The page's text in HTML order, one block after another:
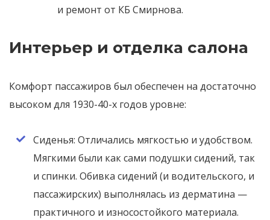
и ремонт от КБ Смирнова.
Интерьер и отделка салона
Комфорт пассажиров был обеспечен на достаточно
высоком для 1930-40-х годов уровне:
Сиденья: Отличались мягкостью и удобством.
Мягкими были как сами подушки сидений, так
и спинки. Обивка сидений (и водительского, и
пассажирских) выполнялась из дерматина —
практичного и износостойкого материала.